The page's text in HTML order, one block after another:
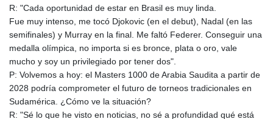
R: "Cada oportunidad de estar en Brasil es muy linda.
Fue muy intenso, me tocó Djokovic (en el debut), Nadal (en las
semifinales) y Murray en la final. Me faltó Federer. Conseguir una
medalla olímpica, no importa si es bronce, plata o oro, vale
mucho y soy un privilegiado por tener dos".
P: Volvemos a hoy: el Masters 1000 de Arabia Saudita a partir de
2028 podría comprometer el futuro de torneos tradicionales en
Sudamérica. ¿Cómo ve la situación?
R: "Sé lo que he visto en noticias, no sé a profundidad qué está